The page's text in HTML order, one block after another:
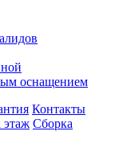
оснащением
Контакты
этаж Сборка